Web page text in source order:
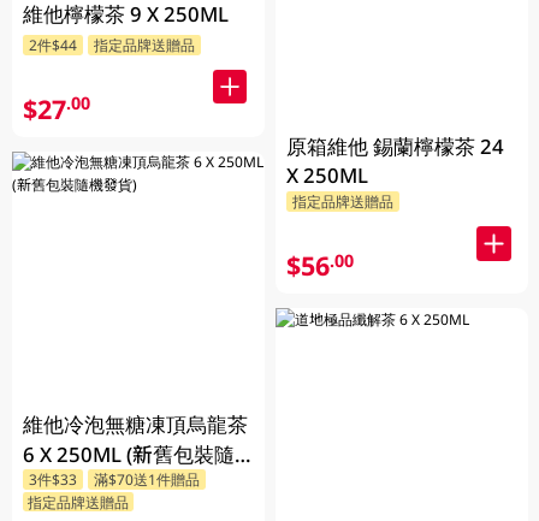
維他檸檬茶 9 X 250ML
2件$44 指定品牌送贈品
$27.00
維他冷泡無糖凍頂烏龍茶
6 X 250ML (新舊包裝隨
機發貨)
3件$33
滿$70送1件贈品
指定品牌送贈品
原箱維他 錫蘭檸檬茶 24
X 250ML
指定品牌送贈品
$56.00